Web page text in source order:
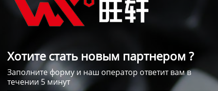
Хотите стать новым партнером ?
Заполните форму и наш оператор ответит вам в
течении 5 минут